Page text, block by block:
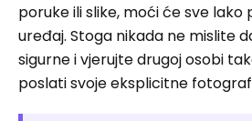
poruke ili slike, moći će sve lako
uređaj. Stoga nikada ne mislite
sigurne i vjerujte drugoj osobi
poslati svoje eksplicitne